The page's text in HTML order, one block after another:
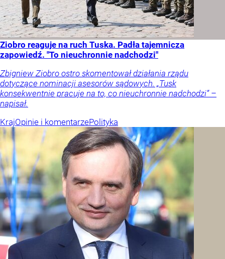
Ziobro reaguje na ruch Tuska. Padła tajemnicza
zapowiedź. "To nieuchronnie nadchodzi"
Zbigniew Ziobro ostro skomentował działania rządu
dotyczące nominacji asesorów sądowych. „Tusk
konsekwentnie pracuje na to, co nieuchronnie nadchodzi” –
napisał.
KrajOpinie i komentarzePolityka